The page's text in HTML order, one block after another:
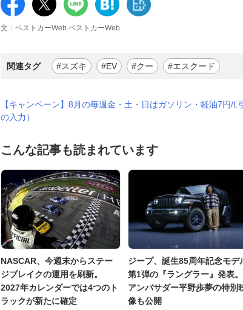
文：ベストカーWeb ベストカーWeb
関連タグ #スズキ #EV #クー #エスクード
【キャンペーン】8月の毎週金・土・日はガソリン・軽油7円/
の入力）
こんな記事も読まれています
NASCAR、今週末からステー
ジブレイクの運用を刷新。
2027年カレンダーでは4つのト
ラックが新たに確定
ジープ、誕生85周年記念モデ
第1弾の『ラングラー』発表。
アンバサダー平野歩夢の特別
像も公開